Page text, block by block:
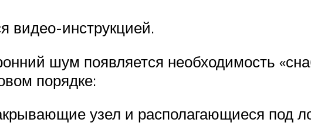
видео-инструкцией.
шум появляется необходимость
порядке:
узел и располагающиеся под